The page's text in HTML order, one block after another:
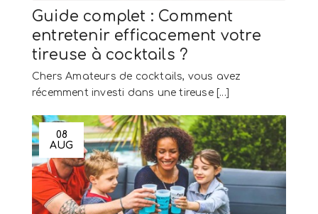
Guide complet : Comment
entretenir efficacement votre
tireuse à cocktails ?
Chers Amateurs de cocktails, vous avez
récemment investi dans une tireuse [...]
08
AUG